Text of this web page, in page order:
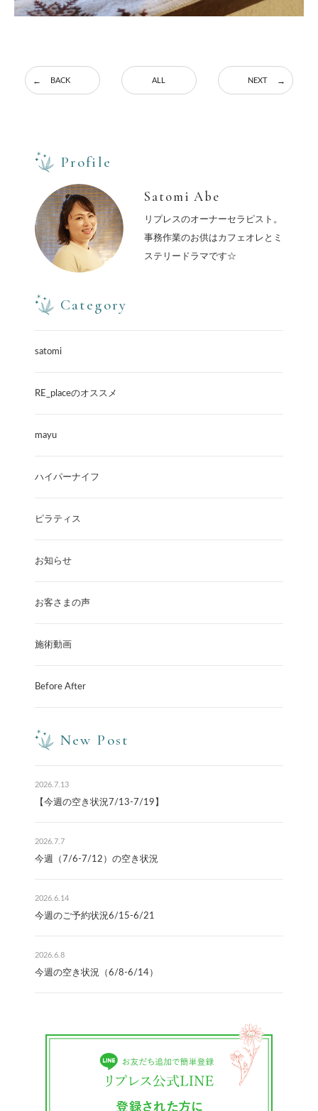
BACK ALL NEXT
Profile
Satomi Abe
リプレスのオーナーセラピスト。
事務作業のお供はカフェオレとミ
ステリードラマです☆
Category
satomi
RE_placeのオススメ
mayu
ハイパーナイフ
ピラティス
お知らせ
お客さまの声
施術動画
Before After
New Post
2026.7.13
【今週の空き状況7/13-7/19】
2026.7.7
今週（7/6-7/12）の空き状況
2026.6.14
今週のご予約状況6/15-6/21
2026.6.8
今週の空き状況（6/8-6/14）